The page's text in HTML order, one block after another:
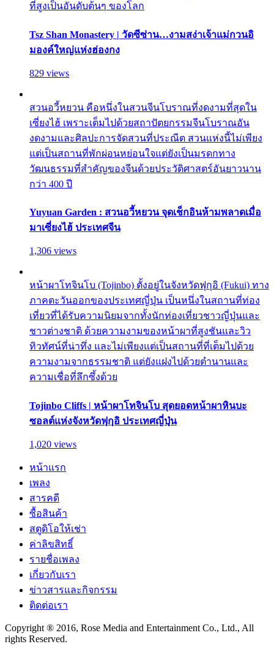
ที่สูงเป็นอันดับต้นๆ ของโลก
Tsz Shan Monastery | วัดซีซ่าน…งามสง่าเจ้าแม่กวนอิ
มองค์ใหญ่แห่งฮ่องกง
829 views
สวนอวี้หยวน คือหนึ่งในสวนจีนโบราณที่งดงามที่สุดใน
เซี่ยงไฮ้ เพราะเต็มไปด้วยสถาปัตยกรรมจีนโบราณอัน
งดงามและศิลปะการจัดสวนที่ประณีต สวนแห่งนี้ไม่เพียง
แต่เป็นสถานที่พักผ่อนหย่อนใจแต่ยังเป็นมรดกทาง
วัฒนธรรมที่สำคัญของจีนด้วยประวัติศาสตร์อันยาวนาน
กว่า 400 ปี
Yuyuan Garden : สวนอวี้หยวน จุดเช็กอินห้ามพลาดเมื่อ
มาเซี่ยงไฮ้ ประเทศจีน
1,306 views
หน้าผาโทจินโบ (Tojinbo) ตั้งอยู่ในจังหวัดฟุกุอิ (Fukui) ทาง
ภาคตะวันออกของประเทศญี่ปุ่น เป็นหนึ่งในสถานที่ท่อง
เที่ยวที่ได้รับความนิยมจากทั้งนักท่องเที่ยวชาวญี่ปุ่นและ
ชาวต่างชาติ ด้วยความงามของหน้าผาที่สูงชันและวิว
ทิวทัศน์ที่น่าทึ่ง และไม่เพียงแต่เป็นสถานที่ที่เต็มไปด้วย
ความงามจากธรรมชาติ แต่ยังแฝงไปด้วยตำนานและ
ความเชื่อที่ลึกซึ้งด้วย
Tojinbo Cliffs | หน้าผาโทจินโบ สุดยอดหน้าผาหินบะ
ซอลต์แห่งจังหวัดฟุกุอิ ประเทศญี่ปุ่น
1,020 views
หน้าแรก
เพลง
สารคดี
ซื้อสินค้า
สตูดิโอให้เช่า
ค่าลิขสิทธิ์
รายชื่อเพลง
เกี่ยวกับเรา
ข่าวสารและกิจกรรม
ติดต่อเรา
Copyright ® 2016, Rose Media and Entertainment Co., Ltd., All
rights Reserved.